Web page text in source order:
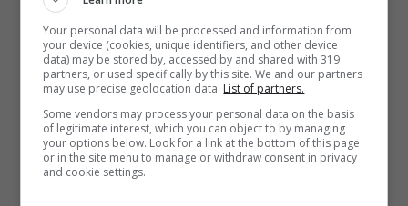
La super coppia storica formata da
Greggio-Iacchettiha annunciato il suo
ritorno a Striscia la Notizia. Gli attuali
conduttori, Lipari e Friscia, lasceranno il
testimone a Greggio e Iacchetti dalunedì
13 dicembre.
Your personal data will be processed and information from
your device (cookies, unique identifiers, and other device
data) may be stored by, accessed by and shared with 319
partners, or used specifically by this site. We and our partners
may use precise geolocation data. List of partners.
Some vendors may process your personal data on the basis
of legitimate interest, which you can object to by managing
your options below. Look for a link at the bottom of this page
or in the site menu to manage or withdraw consent in privacy
and cookie settings.